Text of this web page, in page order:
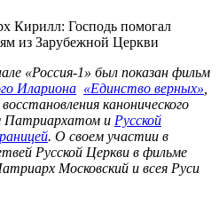
«Россия-1» был показан фильм
Илариона «Единство верных»
канонического
Патриархатом и Русской
. О своем участии в
Русской Церкви в фильме
Московский и всея Руси